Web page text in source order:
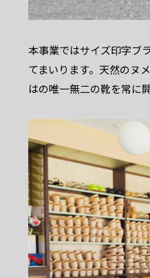
本事業ではサイズ印字ブ
てまいります。天然のヌ
はの唯一無二の靴を常に